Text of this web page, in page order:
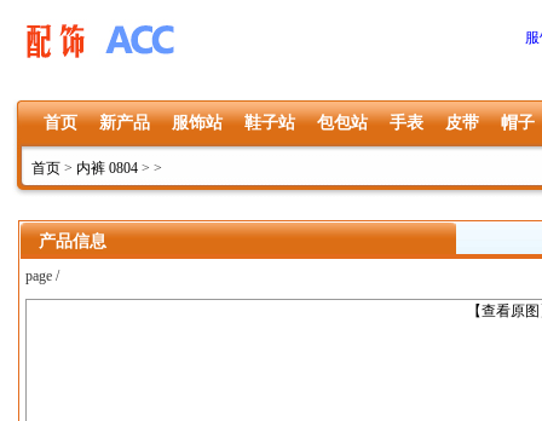
首页 新产品 服饰站 鞋子站 包包站 手表 皮带 帽子
首页 > 内裤 0804 > >
产品信息
page /
【查看原
上一张